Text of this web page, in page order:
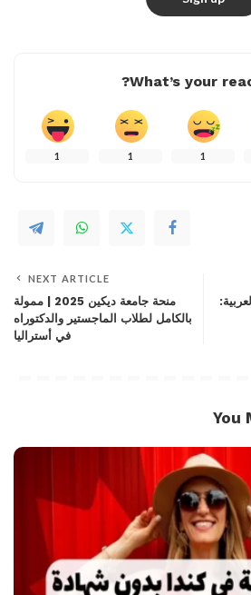
What’s your
1
1
1
NEXT ARTICLE
منحة جامعة ديكين 2025 | ممولة
بالكامل لطلاب الماجستير والدكتوراه
في أستراليا
You